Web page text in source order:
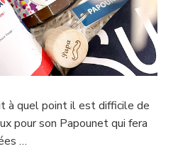
à quel point il est difficile de
pour son Papounet qui fera
…